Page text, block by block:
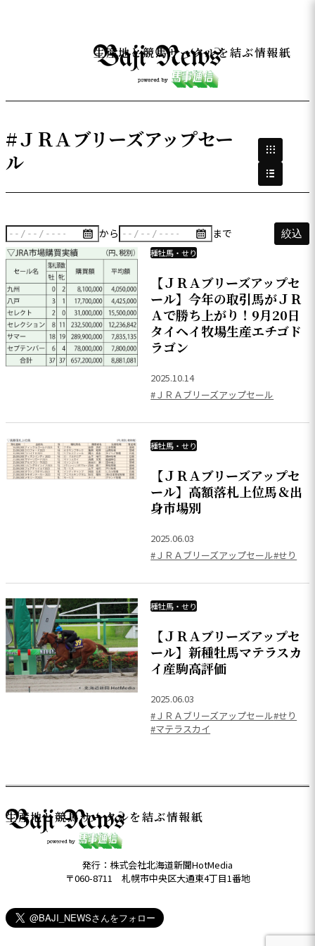
生産地と競馬サークルを結ぶ情報紙
#ＪＲＡブリーズアップセー
ル
から まで 絞込
種牡馬・せり
【ＪＲＡブリーズアップセ
ール】今年の取引馬がＪＲ
Ａで勝ち上がり！9月20日
タイヘイ牧場生産エチゴド
ラゴン
2025.10.14
#ＪＲＡブリーズアップセール
種牡馬・せり
【ＪＲＡブリーズアップセ
ール】高額落札上位馬＆出
身市場別
2025.06.03
#ＪＲＡブリーズアップセール#せり
種牡馬・せり
【ＪＲＡブリーズアップセ
ール】新種牡馬マテラスカ
イ産駒高評価
2025.06.03
#ＪＲＡブリーズアップセール#せり
#マテラスカイ
生産地と競馬サークルを結ぶ情報紙
発行：株式会社北海道新聞HotMedia
〒060-8711 札幌市中央区大通東4丁目1番地